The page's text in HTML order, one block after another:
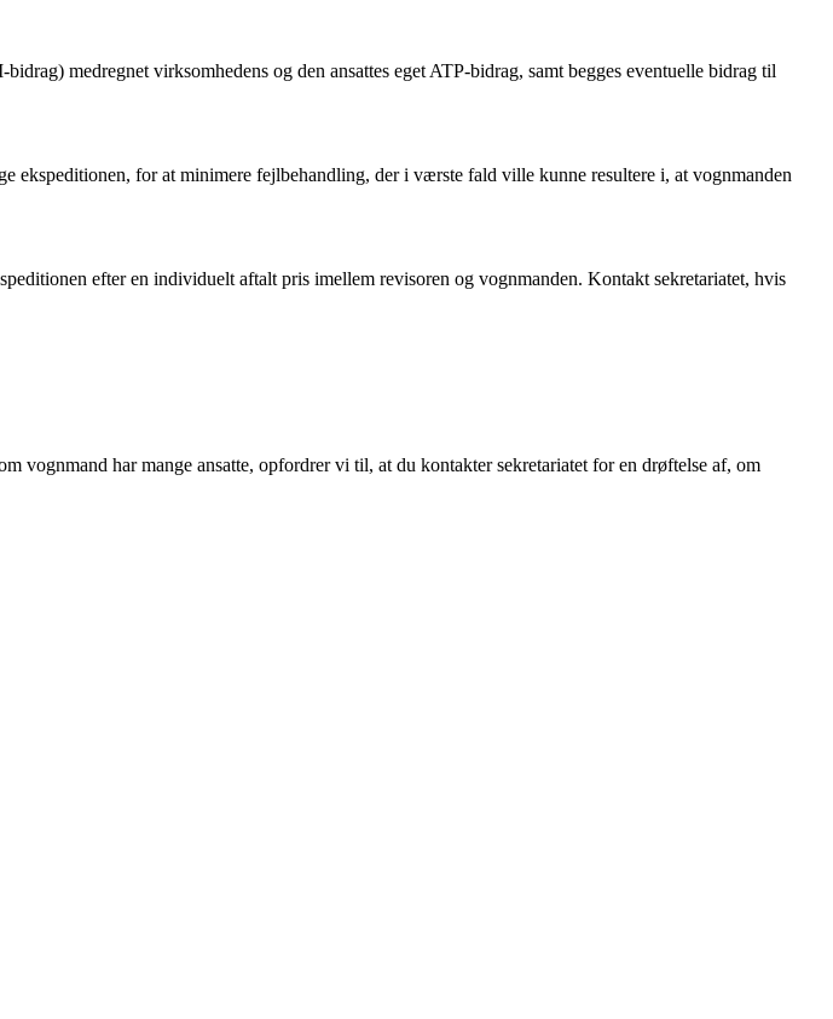
medregnet virksomhedens og den ansattes eget ATP-bidrag, samt begges eventuelle bidrag til
for at minimere fejlbehandling, der i værste fald ville kunne resultere i, at vognmanden
efter en individuelt aftalt pris imellem revisoren og vognmanden. Kontakt sekretariatet, hvis
vognmand har mange ansatte, opfordrer vi til, at du kontakter sekretariatet for en drøftelse af, om